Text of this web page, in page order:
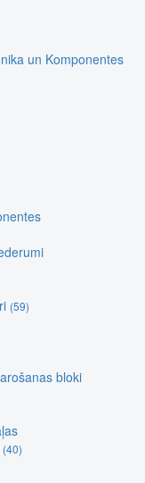
un Komponentes
(59)
bloki
(40)